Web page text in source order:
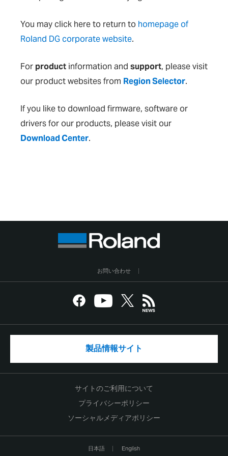
You may click here to return to homepage of
Roland DG corporate website.
For product information and support, please visit
our product websites from Region Selector.
If you like to download firmware, software or
drivers for our products, please visit our
Download Center.
お問い合わせ
製品情報サイト
サイトのご利用について
プライバシーポリシー
ソーシャルメディアポリシー
日本語 English